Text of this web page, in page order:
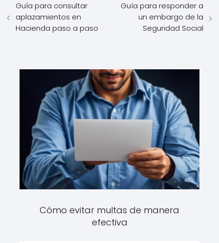
Guía para consultar
aplazamientos en
Hacienda paso a paso
Guía para responder a
un embargo de la
Seguridad Social
Cómo evitar multas de manera
efectiva